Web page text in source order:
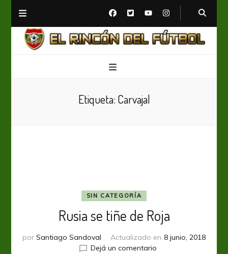
Etiqueta: Carvajal
SIN CATEGORÍA
Rusia se tiñe de Roja
por Santiago Sandoval Actualizado en 8 junio, 2018
Dejá un comentarioen